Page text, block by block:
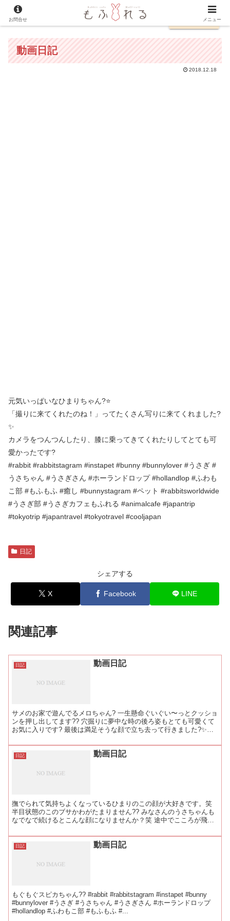
English
動画日記
2018.12.18
元気いっぱいなひまりちゃん?⭐
「撮りに来てくれたのね！」ってたくさん写りに来てくれました?
✨
カメラをつんつんしたり、膝に乗ってきてくれたりしてとても可
愛かったです?
#rabbit #rabbitstagram #instapet #bunny #bunnylover #うさぎ #
うさちゃん #うさぎさん #ホーランドロップ #hollandlop #ふわも
こ部 #もふもふ #癒し #bunnystagram #ペット #rabbitsworldwide
#うさぎ部 #うさぎカフェもふれる #animalcafe #japantrip
#tokyotrip #japantravel #tokyotravel #cooljapan
日記
シェアする
X Facebook LINE
関連記事
日記 動画日記
サメのお家で遊んでるメロちゃん? 一生懸命ぐいぐい〜っとクッショ
ンを押し出してます?? 穴掘りに夢中な時の後ろ姿もとても可愛くて
お気に入りです? 最後は満足そうな顔で立ち去って行きました?✨
日記 動画日記
撫でられて気持ちよくなっているひまりのこの顔が大好きです。笑
半目状態のこのブサかわがたまりません?? みなさんのうさちゃんも
なでなで続けるとこんな顔になりませんか？笑 途中でこころが飛び
日記 動画日記
もぐもぐスピカちゃん?? #rabbit #rabbitstagram #instapet #bunny
#bunnylover #うさぎ #うさちゃん #うさぎさん #ホーランドロップ
#hollandlop #ふわもこ部 #もふもふ #...
お問合せ メニュー